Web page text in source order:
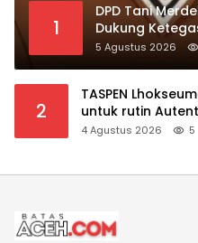
1
DPD Tani
Dukung
Kepala SPPG
5 Agustus 2026
2
TASPEN
untuk rutin
Manfaat Pensiun
4 Agustus 2026 5